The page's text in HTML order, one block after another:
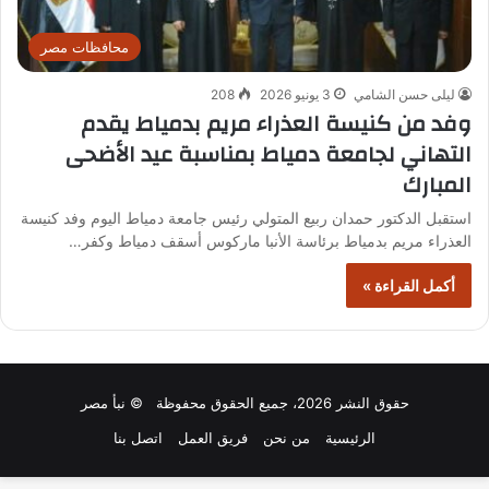
محافظات مصر
ليلى حسن الشامي 3 يونيو 2026 208
وفد من كنيسة العذراء مريم بدمياط يقدم
التهاني لجامعة دمياط بمناسبة عيد الأضحى
المبارك
استقبل الدكتور حمدان ربيع المتولي رئيس جامعة دمياط اليوم وفد كنيسة
العذراء مريم بدمياط برئاسة الأنبا ماركوس أسقف دمياط وكفر…
أكمل القراءة »
حقوق النشر 2026، جميع الحقوق محفوظة © نبأ مصر
الرئيسية
من نحن فريق العمل اتصل بنا